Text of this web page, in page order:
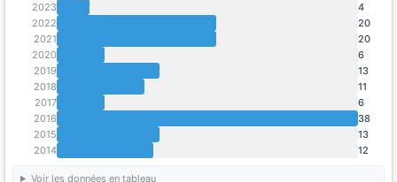
2023
4
2022
20
2021
20
2020
6
2019
13
2018
11
2017
6
2016
38
2015
13
2014
12
Voir les données en tableau